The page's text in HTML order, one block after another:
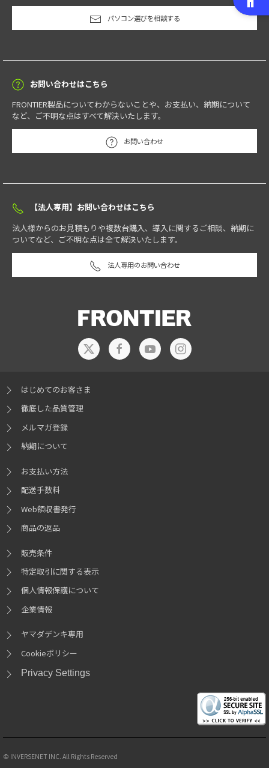
パソコン選びを相談する
お問い合わせはこちら
FRONTIER製品についてわからないことや、お支払い、納期について
など、ご不明な点はすべて解決いたします。
お問い合わせ
【法人専用】お問い合わせはこちら
法人様からのお見積もりや複数台購入、導入に関するご相談、納期に
ついてなど、ご不明な点は全て解決いたします。
法人専用のお問い合わせ
はじめてのお客さま
徹底した品質管理
メルマガ登録
納期について
お支払い方法
配送手数料
Web領収書発行
商品の返品
販売条件
特定取引に関する表示
個人情報保護について
企業情報
ヤマダデンキ専用
Cookieポリシー
Privacy Settings
© INVERSENET INC. All Rights Reserved